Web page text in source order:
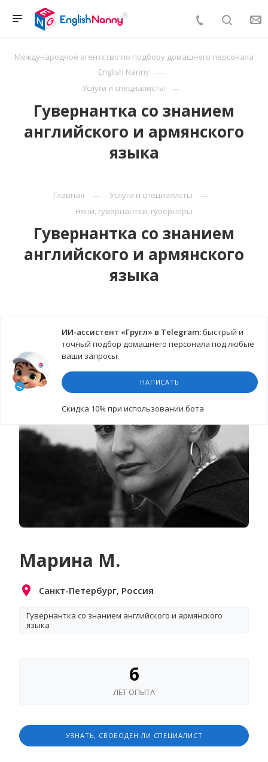
Международное агентство по подбору домашнего персонала
English Nanny
Услуги и специалисты
Гувернантка со знанием
английского и армянского
языка
Главная
Услуги и специалисты
Няни, гувернантки, гувернеры
Гувернантка со знанием
английского и армянского
языка
ИИ-ассистент «Гругл» в Telegram:быстрый и
точный подбор домашнего персонала под любые
ваши запросы.
НАПИСАТЬ
Cкидка 10% при использовании бота
Марина М.
Санкт-Петербург, Россия
Гувернантка со знанием английского и армянского
языка
6
ЛЕТ ОПЫТА
УЗНАТЬ, СВОБОДЕН ЛИ СПЕЦИАЛИСТ